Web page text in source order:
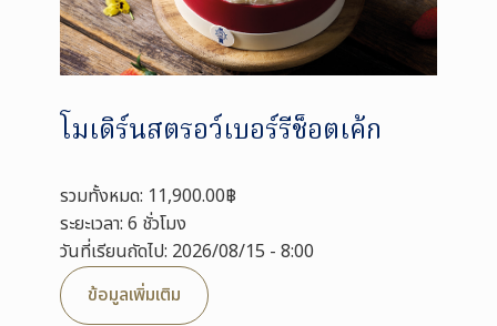
โมเดิร์นสตรอว์เบอร์รีช็อตเค้ก
รวมทั้งหมด: 11,900.00฿
ระยะเวลา: 6 ชั่วโมง
วันที่เรียนถัดไป: 2026/08/15 - 8:00
ข้อมูลเพิ่มเติม